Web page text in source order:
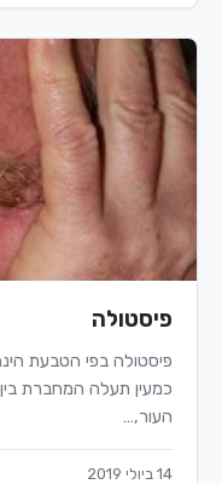
פיסטולה
פיסטולה בפי הטבעת
כמעין תעלה המחברת
העור,…
14 ביולי 2019